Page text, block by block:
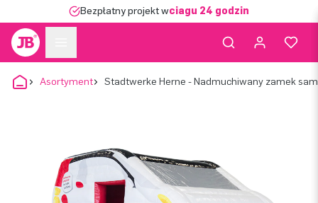
Bezpłatny projekt wciągu 24 godzin
Asortyment Stadtwerke Herne - Nadmuchiwany zamek